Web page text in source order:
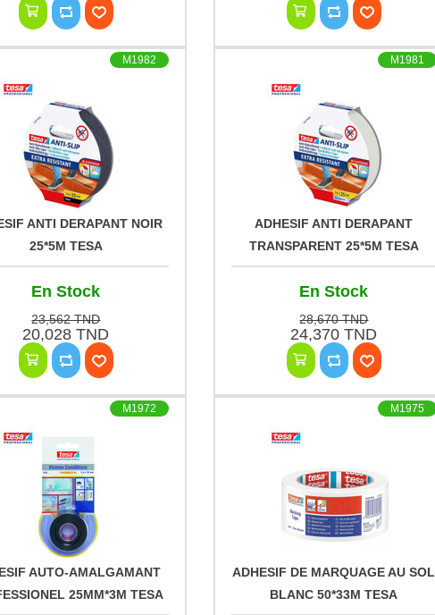
M1982
ANTI DERAPANT NOIR
25*5M TESA
En Stock
23,562 TND
20,028 TND
M1981
ADHESIF ANTI DERAPANT
TRANSPARENT 25*5M TESA
En Stock
28,670 TND
24,370 TND
M1972
AUTO-AMALGAMANT
25MM*3M TESA
M1975
ADHESIF DE MARQUAGE AU SOL
BLANC 50*33M TESA